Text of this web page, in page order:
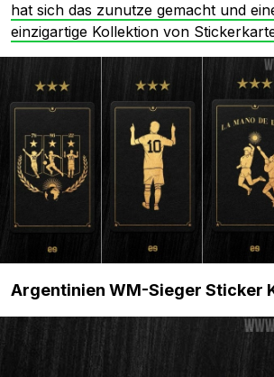
hat sich das zunutze gemacht und
einzigartige Kollektion von
Argentinien WM-Sieger Sticker